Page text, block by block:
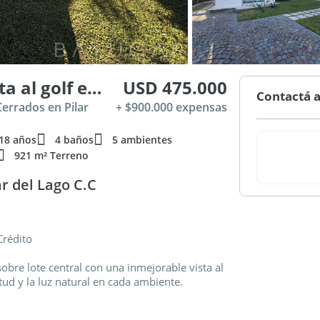
Venta Casa exclusiva con vista al golf estilo moderno en Pilar del Lago USD 475.000
en Pilar + $900.000 expensas
años 4 baños
5 ambientes
921 m² Terreno
del Lago C.C
lote central con una inmejorable vista al
y la luz natural en cada ambiente.
Contactá